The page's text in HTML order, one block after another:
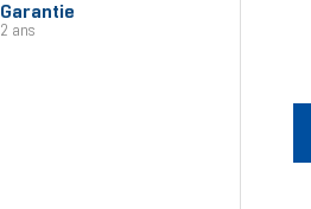
Garantie
2 ans